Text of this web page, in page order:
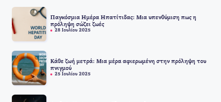
Παγκόσμια Ημέρα Ηπατίτιδας: Μια υπενθύμιση πως η
πρόληψη σώζει ζωές
28 Ιουλίου 2025
Κάθε ζωή μετρά: Μια μέρα αφιερωμένη στην πρόληψη του
πνιγμού
25 Ιουλίου 2025